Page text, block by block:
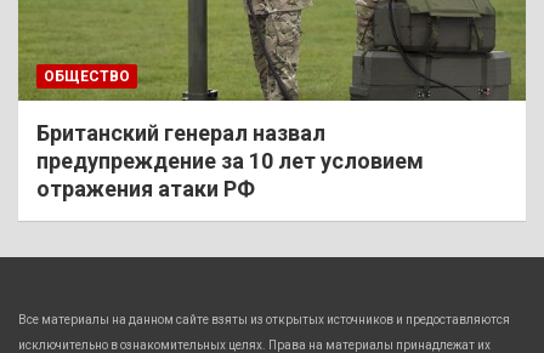
ОБЩЕСТВО
Британский генерал назвал
предупреждение за 10 лет условием
отражения атаки РФ
Все материалы на данном сайте взяты из открытых источников и предоставляются
исключительно в ознакомительных целях. Права на материалы принадлежат их